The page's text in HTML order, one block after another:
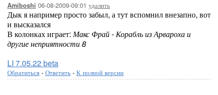
Amiboshi 06-08-2009-09:01 удалить
Дык я например просто забыл, а тут вспомнил внезапно, вот
и высказался
В колонках играет: Макс Фрай - Корабль из Арвароха и
другие неприятности 8
LI 7.05.22 beta
Обратиться - Ответить - К полной версии